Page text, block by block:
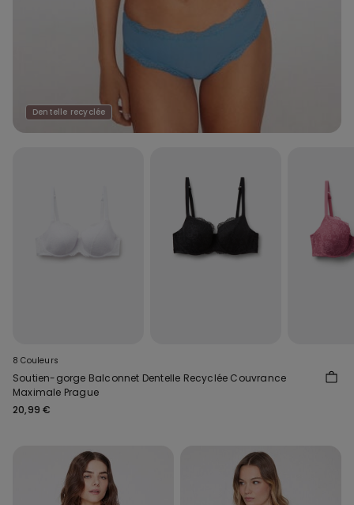
Dentelle recyclée
8 Couleurs
Soutien-gorge Balconnet Dentelle Recyclée Couvrance
Maximale Prague
20,99 €